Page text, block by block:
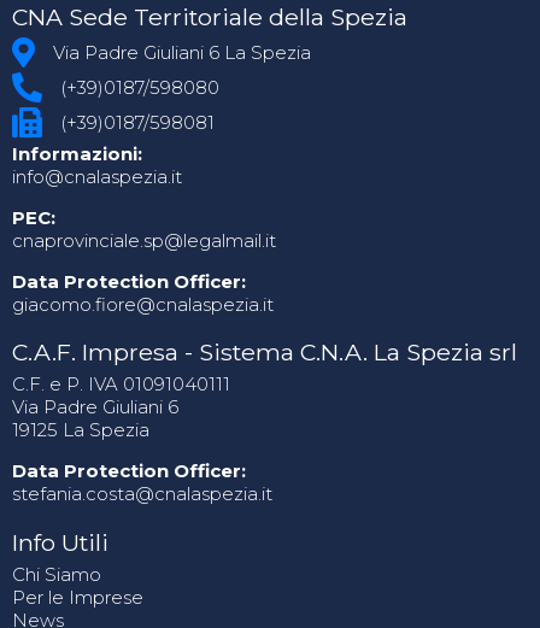
CNA Sede Territoriale della Spezia
Via Padre Giuliani 6 La Spezia
(+39)0187/598080
(+39)0187/598081
Informazioni:
info@cnalaspezia.it
PEC:
cnaprovinciale.sp@legalmail.it
Data Protection Officer:
giacomo.fiore@cnalaspezia.it
C.A.F. Impresa - Sistema C.N.A. La Spezia srl
C.F. e P. IVA 01091040111
Via Padre Giuliani 6
19125 La Spezia
Data Protection Officer:
stefania.costa@cnalaspezia.it
Info Utili
Chi Siamo
Per le Imprese
News